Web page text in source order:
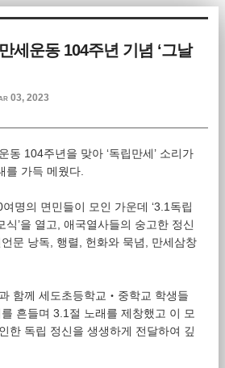
세운동 104주년 기념 ‘그날
03, 2023
동 104주년을 맞아 ‘독립만세’ 소리가
를 가득 메웠다.
명의 면민들이 모인 가운데 ‘3.1독립
식’을 열고, 애국열사들의 숭고한 정신
문 낭독, 행렬, 헌화와 묵념, 만세삼창
함께 세도초등학교‧중학교 학생들
흔들며 3.1절 노래를 제창했고 이 모
한 독립 정신을 생생하게 전달하여 깊
스케치북5
스케치북5